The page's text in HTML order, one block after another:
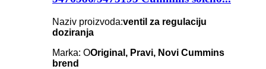
Naziv proizvoda:ventil za regulaciju
doziranja
Marka: OOriginal, Pravi, Novi Cummins
brend